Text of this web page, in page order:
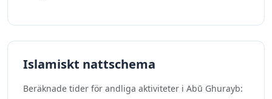
Islamiskt nattschema
Beräknade tider för andliga aktiviteter i Abū Ghurayb: